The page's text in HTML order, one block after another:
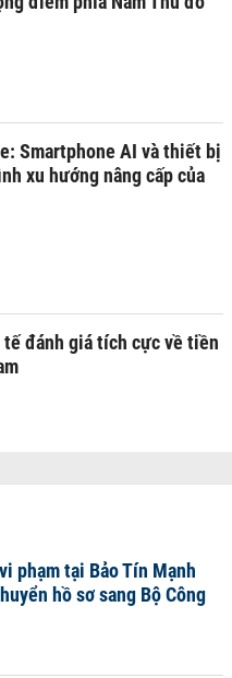
Smartphone AI và thiết bị
xu hướng nâng cấp của
tế đánh giá tích cực về tiền
phạm tại Bảo Tín Mạnh
hồ sơ sang Bộ Công